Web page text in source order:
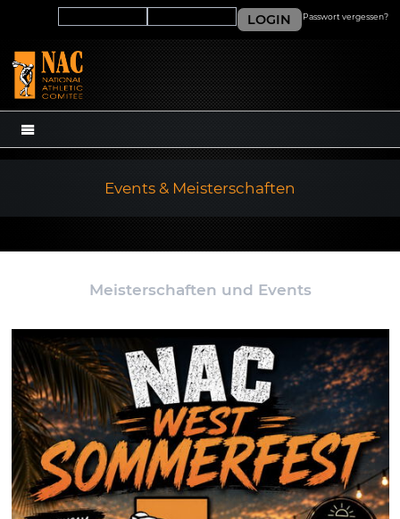
Passwort vergessen?
LOGIN
MENÜ
Events & Meisterschaften
Meisterschaften und Events